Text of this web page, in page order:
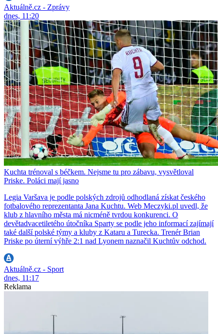
Aktuálně.cz - Zprávy
dnes, 11:20
Kuchta trénoval s béčkem. Nejsme tu pro zábavu, vysvětloval
Priske. Poláci mají jasno
Legia Varšava je podle polských zdrojů odhodlaná získat českého
fotbalového reprezentanta Jana Kuchtu. Web Meczyki.pl uvedl, že
klub z hlavního města má nicméně tvrdou konkurenci. O
devětadvacetiletého útočníka Sparty se podle jeho informací zajímají
také další polské týmy a kluby z Kataru a Turecka. Trenér Brian
Priske po úterní výhře 2:1 nad Lyonem naznačil Kuchtův odchod.
Aktuálně.cz - Sport
dnes, 11:17
Reklama